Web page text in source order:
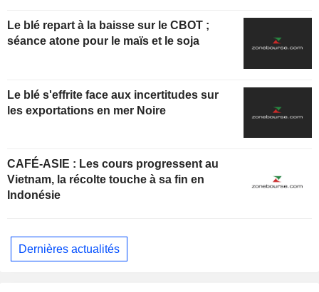
Le blé repart à la baisse sur le CBOT ;
séance atone pour le maïs et le soja
Le blé s'effrite face aux incertitudes sur
les exportations en mer Noire
CAFÉ-ASIE : Les cours progressent au
Vietnam, la récolte touche à sa fin en
Indonésie
Dernières actualités